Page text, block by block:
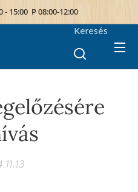
- 15:00 P 08:00-12:00
Keresés